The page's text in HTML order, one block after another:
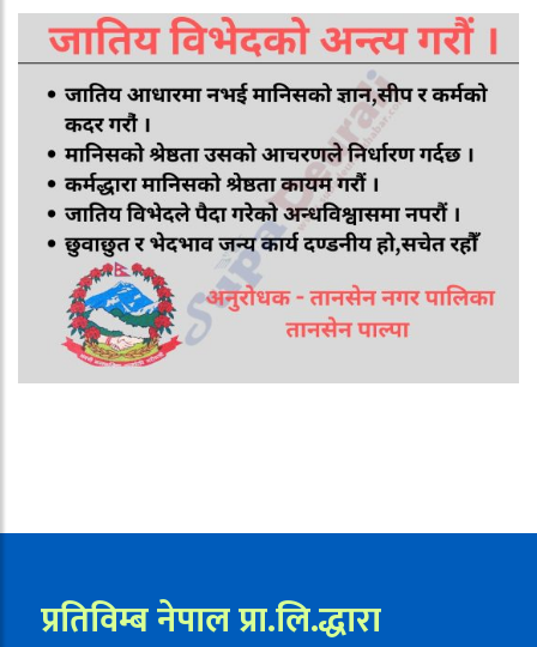
प्रतिविम्ब नेपाल प्रा.लि.द्धारा